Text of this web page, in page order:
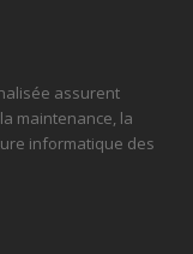
assurent
maintenance, la
informatique des